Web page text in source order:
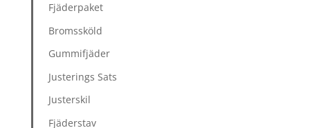
Fjäderpaket
Bromssköld
Gummifjäder
Justerings Sats
Justerskil
Fjäderstav